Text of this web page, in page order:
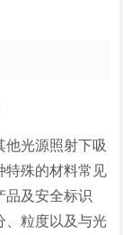
光源照射下吸
特殊的材料常见
品及安全标识
、粒度以及与光